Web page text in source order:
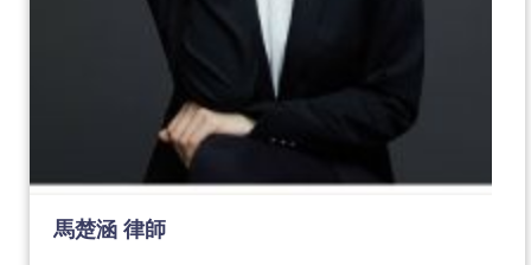
馬楚涵 律師